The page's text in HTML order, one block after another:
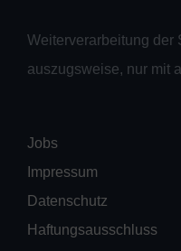
Weiterverarbeitung der
auszugsweise, nur mit
Jobs
Impressum
Datenschutz
Haftungsausschluss